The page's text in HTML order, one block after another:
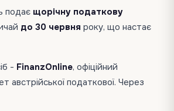
подає щорічну податкову
до 30 червня року, що настає
- FinanzOnline, офіційний
австрійської податкової. Через